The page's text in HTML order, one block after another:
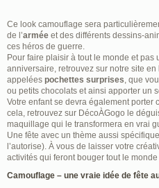
Ce look camouflage sera
de l’armée et des différents dessins-
ces héros de guerre.
Pour faire plaisir à tout le monde et
anniversaire, retrouvez sur notre site
appelées pochettes surprises, que
ou petits chocolats et ainsi apporter un
Votre enfant se devra également porter
cela, retrouvez sur DécoÀGogo le
maquillage qui le transformera en vrai
Une fête avec un thème aussi
l’autorise). À vous de laisser votre
activités qui feront bouger tout le monde
Camouflage – une vraie idée de fête